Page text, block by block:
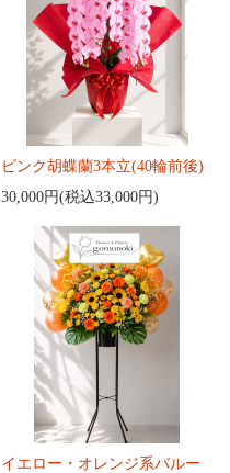
ピンク胡蝶蘭3本立(40輪前後)
30,000円(税込33,000円)
イエロー・オレンジ系バルー